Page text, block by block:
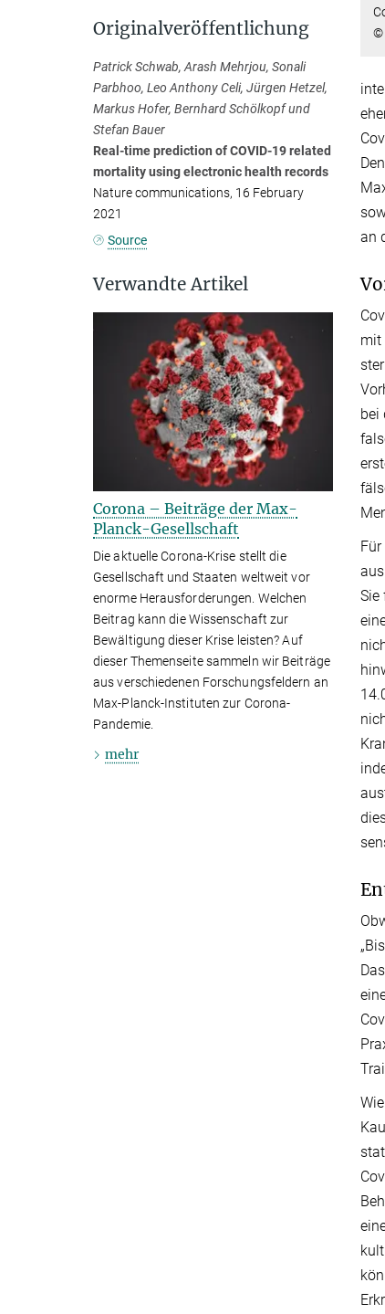
©
an
mit
bei
Sie
Originalveröffentlichung
Patrick Schwab, Arash Mehrjou, Sonali
Parbhoo, Leo Anthony Celi, Jürgen Hetzel,
Markus Hofer, Bernhard Schölkopf und
Stefan Bauer
Real-time prediction of COVID-19 related
mortality using electronic health records
Nature communications, 16 February
2021
Source
Verwandte Artikel
Corona – Beiträge der Max-
Planck-Gesellschaft
Die aktuelle Corona-Krise stellt die
Gesellschaft und Staaten weltweit vor
enorme Herausforderungen. Welchen
Beitrag kann die Wissenschaft zur
Bewältigung dieser Krise leisten? Auf
dieser Themenseite sammeln wir Beiträge
aus verschiedenen Forschungsfeldern an
Max-Planck-Instituten zur Corona-
Pandemie.
mehr